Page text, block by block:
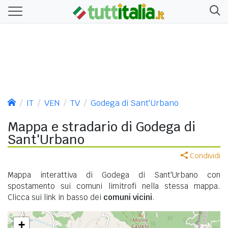
IT VEN TV Godega di Sant'Urbano
Mappa e stradario di Godega di
Sant'Urbano
Condividi
Mappa interattiva di Godega di Sant'Urbano con
spostamento sui comuni limitrofi nella stessa mappa.
Clicca sui link in basso dei comuni vicini.
+